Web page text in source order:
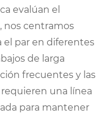
evalúan el
nos centramos
par en diferentes
de larga
frecuentes y las
una línea
para mantener